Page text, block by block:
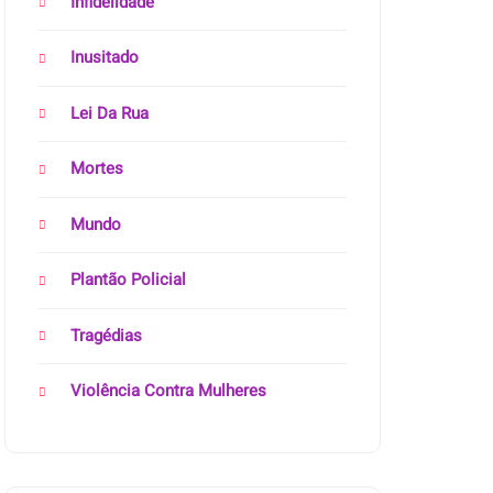
Inusitado
Lei Da Rua
Mortes
Mundo
Plantão Policial
Tragédias
Violência Contra Mulheres